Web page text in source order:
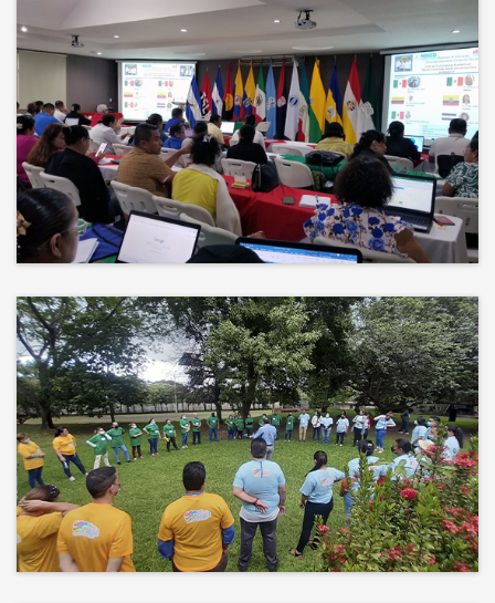
No hay mejor techo que el cielo ni
mejor decorado que la naturaleza.
Más que un auditorio, el corazón
de tu evento